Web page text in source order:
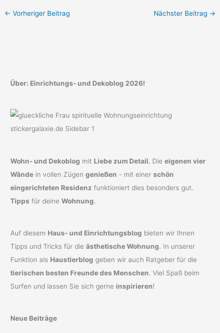
← Vorheriger Beitrag Nächster Beitrag →
Über: Einrichtungs- und Dekoblog 2026!
Wohn- und Dekoblog mit Liebe zum Detail. Dieeigenen vier
Wände in vollen Zügengenießen - mit einerschön
eingerichteten Residenz funktioniert dies besonders gut.
Tipps für deineWohnung.
Auf diesem Haus- und Einrichtungsblog bieten wir Ihnen
Tipps und Tricks für dieästhetische Wohnung. In unserer
Funktion als Haustierblog geben wir auch Ratgeber für die
tierischen besten Freunde des Menschen. Viel Spaß beim
Surfen und lassen Sie sich gerne inspirieren!
Neue Beiträge